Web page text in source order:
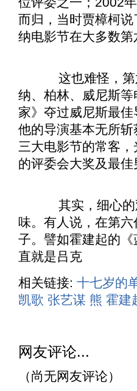
而归，当时贾樟柯
纳电影节在大多数
这也难怪，第
纳、柏林、威尼斯
家》夺过威尼斯最
他的导演基本无所
三大电影节的常客
的评委会大奖及最佳
其实，细心的
味。有人说，在第
子。譬如霍建起的《
直就是吕克
相关链接: 十七岁的
凯歌 张艺谋 熊 霍建
网友评论...
（尚无网友评论）